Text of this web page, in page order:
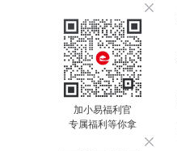
加小易福利官
专属福利等你拿